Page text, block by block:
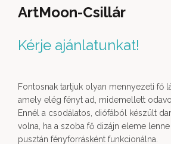
ArtMoon-Csillár
Kérje ajánlatunkat!
Fontosnak tartjuk olyan mennyezeti fő
amely elég fényt ad, midemellett
Ennél a csodálatos, diófából készült
volna, ha a szoba fő dizájn eleme
pusztán fényforrásként funkcionálna.